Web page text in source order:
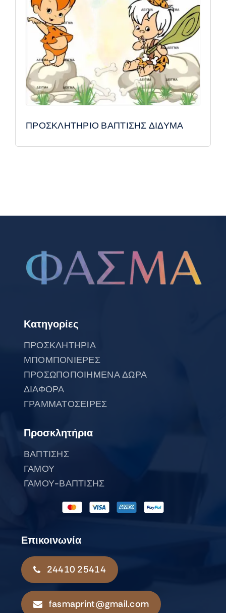
ΠΡΟΣΚΛΗΤΗΡΙΟ ΒΑΠΤΙΣΗΣ ΔΙΔΥΜΑ
Κατηγορίες
ΠΡΟΣΚΛΗΤΗΡΙΑ
ΜΠΟΜΠΟΝΙΕΡΕΣ
ΠΡΟΣΩΠΟΠΟΙΗΜΕΝΑ ΔΩΡΑ
ΔΙΑΦΟΡΑ
ΓΡΑΜΜΑΤΟΣΕΙΡΕΣ
Προσκλητήρια
ΒΑΠΤΙΣΗΣ
ΓΑΜΟΥ
ΓΑΜΟΥ-ΒΑΠΤΙΣΗΣ
Επικοινωνία
24410 25414
fasmaprint@gmail.com